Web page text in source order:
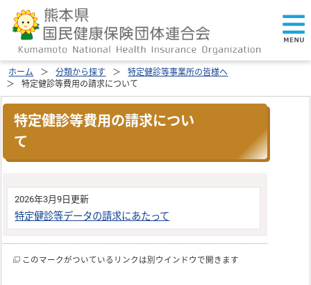
ホーム 分類から探す
特定健診等事業所の皆様へ
特定健診等費用の請求について
特定健診等費用の請求につい
て
2026年3月9日更新
特定健診等データの請求にあたって
このマークがついているリンクは別ウインドウで開きます